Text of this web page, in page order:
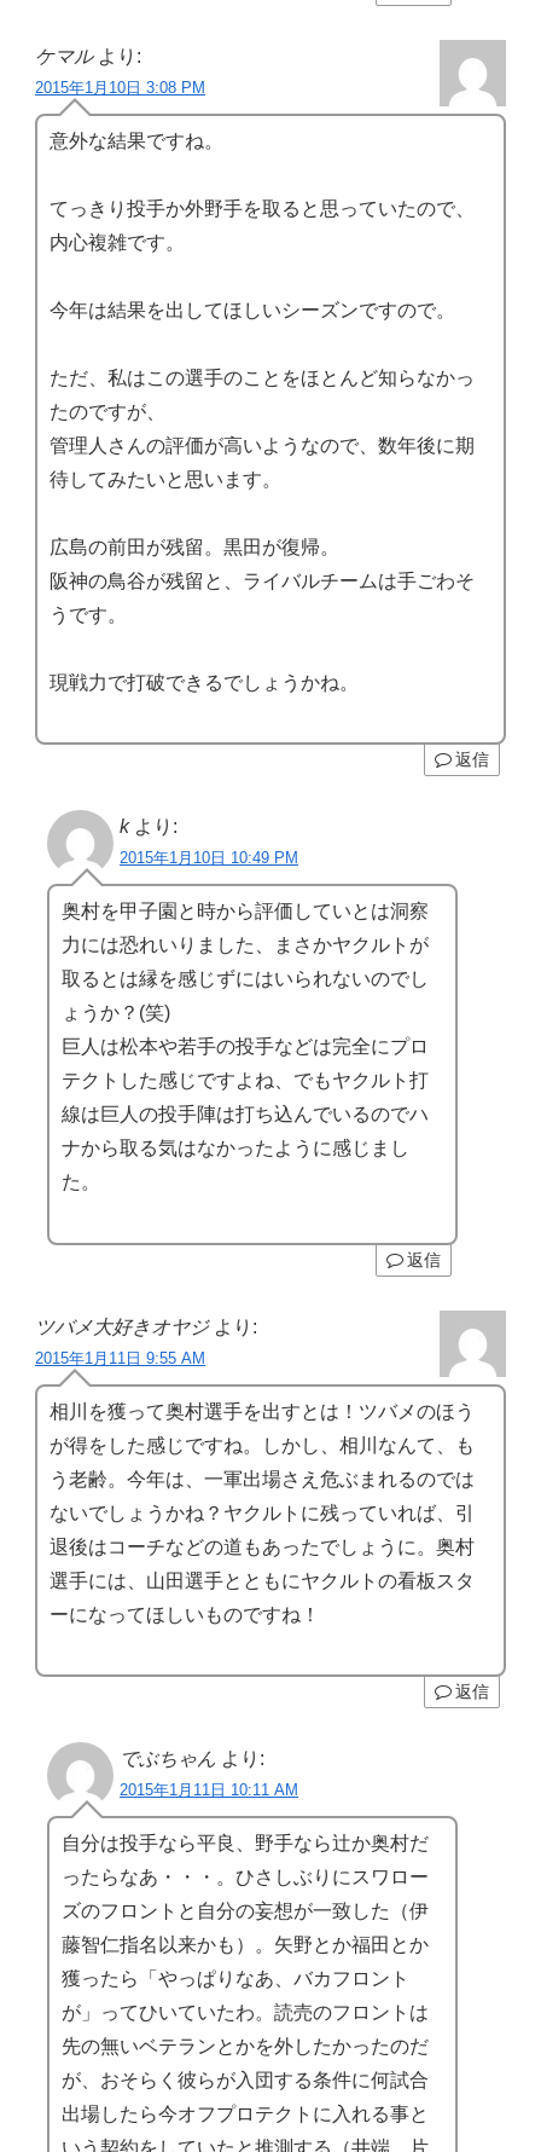
ケマル より:
2015年1月10日 3:08 PM
意外な結果ですね。
てっきり投手か外野手を取ると思っていたので、
内心複雑です。
今年は結果を出してほしいシーズンですので。
ただ、私はこの選手のことをほとんど知らなかっ
たのですが、
管理人さんの評価が高いようなので、数年後に期
待してみたいと思います。
広島の前田が残留。黒田が復帰。
阪神の鳥谷が残留と、ライバルチームは手ごわそ
うです。
現戦力で打破できるでしょうかね。
返信
k より:
2015年1月10日 10:49 PM
奥村を甲子園と時から評価していとは洞察
力には恐れいりました、まさかヤクルトが
取るとは縁を感じずにはいられないのでし
ょうか？(笑)
巨人は松本や若手の投手などは完全にプロ
テクトした感じですよね、でもヤクルト打
線は巨人の投手陣は打ち込んでいるのでハ
ナから取る気はなかったように感じまし
た。
返信
ツバメ大好きオヤジ より:
2015年1月11日 9:55 AM
相川を獲って奥村選手を出すとは！ツバメのほう
が得をした感じですね。しかし、相川なんて、も
う老齢。今年は、一軍出場さえ危ぶまれるのでは
ないでしょうかね？ヤクルトに残っていれば、引
退後はコーチなどの道もあったでしょうに。奥村
選手には、山田選手とともにヤクルトの看板スタ
ーになってほしいものですね！
返信
でぶちゃん より:
2015年1月11日 10:11 AM
自分は投手なら平良、野手なら辻か奥村だ
ったらなあ・・・。ひさしぶりにスワロー
ズのフロントと自分の妄想が一致した（伊
藤智仁指名以来かも）。矢野とか福田とか
獲ったら「やっぱりなあ、バカフロント
が」ってひいていたわ。読売のフロントは
先の無いベテランとかを外したかったのだ
が、おそらく彼らが入団する条件に何試合
出場したら今オフプロテクトに入れる事と